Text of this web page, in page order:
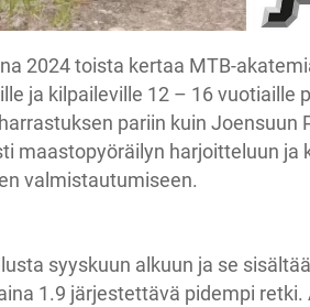
2024 toista kertaa MTB-
ja kilpaileville 12 – 16 vuotiaille
pariin kuin Joensuun
maastopyöräilyn harjoitteluun ja
valmistautumiseen.
syyskuun alkuun ja se
1.9 järjestettävä pidempi